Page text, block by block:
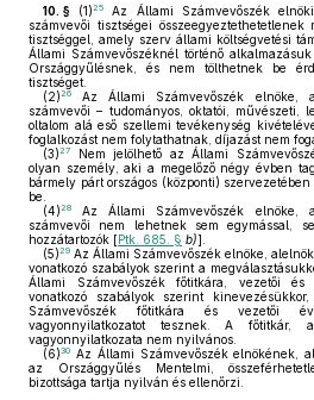
10. § (1)25
Az Állami Számvevőszék
számvevői tisztségei
tisztséggel, amely szerv állami költségvetési
Állami Számvevőszéknél történő
Országgyűlésnek, és nem tölthetnek be
tisztséget.
(2)26
Az Állami Számvevőszék elnöke,
számvevői – tudományos, oktatói, művészeti,
oltalom alá eső szellemi tevékenység
foglalkozást nem folytathatnak, díjazást nem
(3)27
Nem jelölhető az Állami
olyan személy, aki a megelőző négy évben
bármely párt országos (központi)
be.
(4)28
Az Állami Számvevőszék elnöke,
számvevői nem lehetnek sem egymással,
hozzátartozók [Ptk. 685. § b)].
(5)29 Az Állami Számvevőszék elnöke,
vonatkozó szabályok szerint a
Állami Számvevőszék főtitkára, vezetői és
vonatkozó szabályok szerint
Számvevőszék főtitkára és vezetői
vagyonnyilatkozatot tesznek. A
vagyonnyilatkozata nem nyilvános.
(6)30 Az Állami Számvevőszék elnökének,
az Országgyűlés Mentelmi,
bizottsága tartja nyilván és ellenőrzi.